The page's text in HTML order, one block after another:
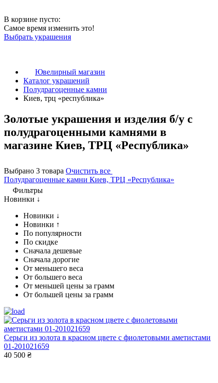
В корзине пусто:
Самое время изменить это!
Выбрать украшения
Ювелирный магазин
Каталог украшений
Полудрагоценные камни
Киев, трц «республика»
Золотые украшения и изделия б/у с
полудрагоценными камнями в
магазине Киев, ТРЦ «Республика»
Выбрано 3 товара Очистить все
Полудрагоценные камни Киев, ТРЦ «Республика»
Фильтры
Новинки ↓
Новинки ↓
Новинки ↑
По популярности
По скидке
Сначала дешевые
Сначала дорогие
От меньшего веса
От большего веса
От меньшей цены за грамм
От большей цены за грамм
Серьги из золота в красном цвете с фиолетовыми аметистами
01-201021659
40 500 ₴